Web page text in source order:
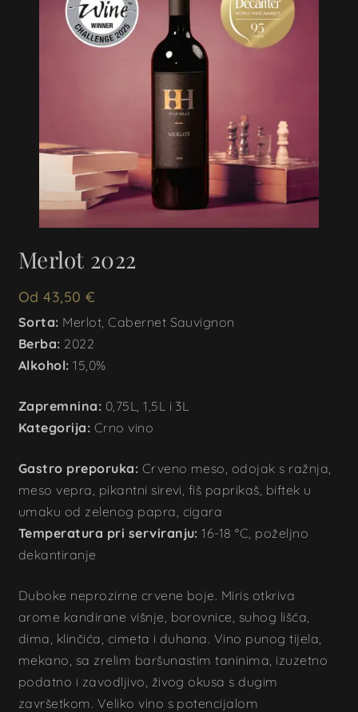
Merlot 2022
Od43,50€
Sorta: Merlot, Cabernet Sauvignon
Berba: 2022
Alkohol: 15,0%
Zapremnina: 0,75L, 1,5L i 3L
Kategorija: Crno vino
Gastro preporuka: Crveno meso, odojak s ražnja,
meso vepra, pikantni sirevi, fiš paprikaš, biftek u
umaku od zelenog papra, cigara
Temperatura pri serviranju: 16-18 °C, poželjno
dekantiranje
Duboke neprozirne crvene boje. Miris otkriva
arome kandirane višnje, borovnice, suhog lišća,
dima, klinčića, cimeta i duhana. Vino punog tijela,
mekano, sa zrelim baršunastim taninima, izuzetno
podatno i zavodljivo, živog okusa s dugim
završetkom. Veliko vino s potencijalom